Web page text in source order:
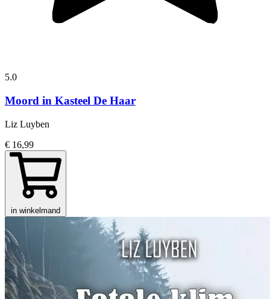
5.0
Moord in Kasteel De Haar
Liz Luyben
€ 16,99
in winkelmand